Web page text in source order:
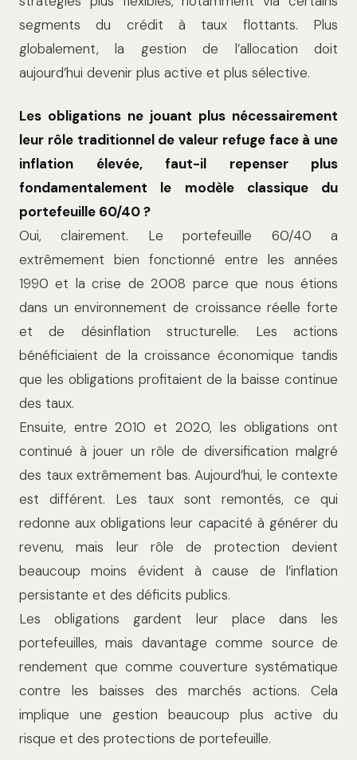
segments du crédit à taux flottants. Plus
globalement, la gestion de l’allocation doit
aujourd’hui devenir plus active et plus sélective.
Les obligations ne jouant plus nécessairement
leur rôle traditionnel de valeur refuge face à une
inflation élevée, faut-il repenser plus
fondamentalement le modèle classique du
portefeuille 60/40 ?
Oui, clairement. Le portefeuille 60/40 a
extrêmement bien fonctionné entre les années
1990 et la crise de 2008 parce que nous étions
dans un environnement de croissance réelle forte
et de désinflation structurelle. Les actions
bénéficiaient de la croissance économique tandis
que les obligations profitaient de la baisse continue
des taux.
Ensuite, entre 2010 et 2020, les obligations ont
continué à jouer un rôle de diversification malgré
des taux extrêmement bas. Aujourd’hui, le contexte
est différent. Les taux sont remontés, ce qui
redonne aux obligations leur capacité à générer du
revenu, mais leur rôle de protection devient
beaucoup moins évident à cause de l’inflation
persistante et des déficits publics.
Les obligations gardent leur place dans les
portefeuilles, mais davantage comme source de
rendement que comme couverture systématique
contre les baisses des marchés actions. Cela
implique une gestion beaucoup plus active du
risque et des protections de portefeuille.